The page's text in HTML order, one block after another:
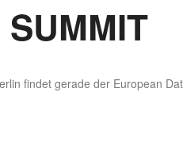
fin­det gera­de der Euro­pean